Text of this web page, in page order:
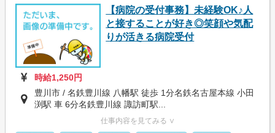
【病院の受付事務】未経験OK♪人
と接することが好き◎笑顔や気配
りが活きる病院受付
時給1,250円
豊川市 / 名鉄豊川線 八幡駅 徒歩 1分名鉄名古屋本線 小田
渕駅 車 6分名鉄豊川線 諏訪町駅...
仕事内容を見てみる ∨